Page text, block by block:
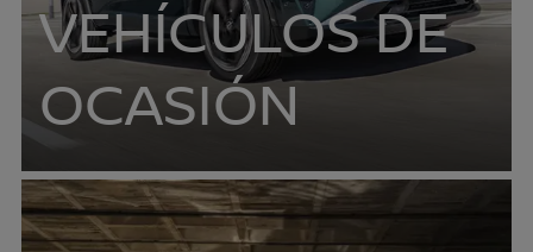
VEHÍCULOS DE
OCASIÓN